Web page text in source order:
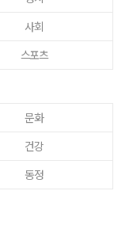
사회
스포츠
문화
건강
동정